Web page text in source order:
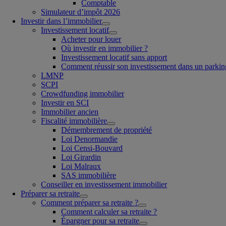
Comptable
Simulateur d’impôt 2026
Investir dans l’immobilier
Investissement locatif
Acheter pour louer
Où investir en immobilier ?
Investissement locatif sans apport
Comment réussir son investissement dans un
LMNP
SCPI
Crowdfunding immobilier
Investir en SCI
Immobilier ancien
Fiscalité immobilière
Démembrement de propriété
Loi Denormandie
Loi Censi-Bouvard
Loi Girardin
Loi Malraux
SAS immobilière
Conseiller en investissement immobilier
Préparer sa retraite
Comment préparer sa retraite ?
Comment calculer sa retraite ?
Épargner pour sa retraite